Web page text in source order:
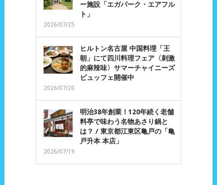
ー施設「エガパーク・エアフル
ト」
2026/07/25
ヒルトン名古屋 中国料理「王
朝」にて四川料理フェア〈刺激
的麻辣味〉サマーチャイニーズ
ビュッフェ開催中
2026/07/20
明治38年創業！120年続く老舗
料亭で味わう名物あさり鍋と
は？ / 東京都江東区亀戸の「亀
戸升本 本店」
2026/07/19